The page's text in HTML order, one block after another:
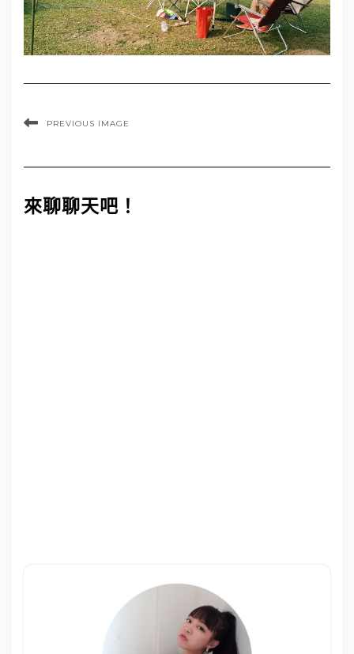
PREVIOUS IMAGE
來聊聊天吧！